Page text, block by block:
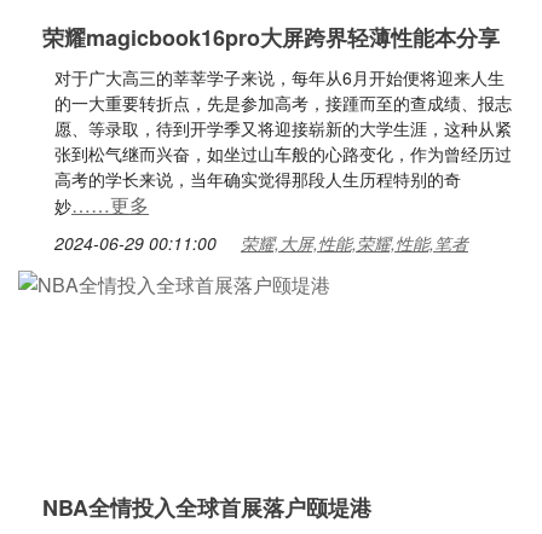
荣耀magicbook16pro大屏跨界轻薄性能本分享
对于广大高三的莘莘学子来说，每年从6月开始便将迎来人生
的一大重要转折点，先是参加高考，接踵而至的查成绩、报志
愿、等录取，待到开学季又将迎接崭新的大学生涯，这种从紧
张到松气继而兴奋，如坐过山车般的心路变化，作为曾经历过
高考的学长来说，当年确实觉得那段人生历程特别的奇
妙……更多
2024-06-29 00:11:00 荣耀,大屏,性能,荣耀,性能,笔者
NBA全情投入全球首展落户颐堤港